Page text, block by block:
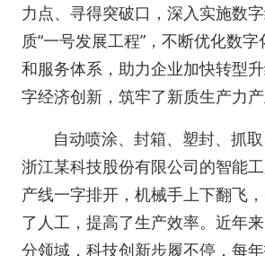
力点、寻得突破口，深入实施数
质“一号发展工程”，不断优化数
和服务体系，助力企业加快转型
字经济创新，筑牢了新质生产力产
自动喷涂、封箱、塑封、抓
浙江某科技股份有限公司的智能
产线一字排开，机械手上下翻飞
了人工，提高了生产效率。近年
分领域，科技创新步履不停，每